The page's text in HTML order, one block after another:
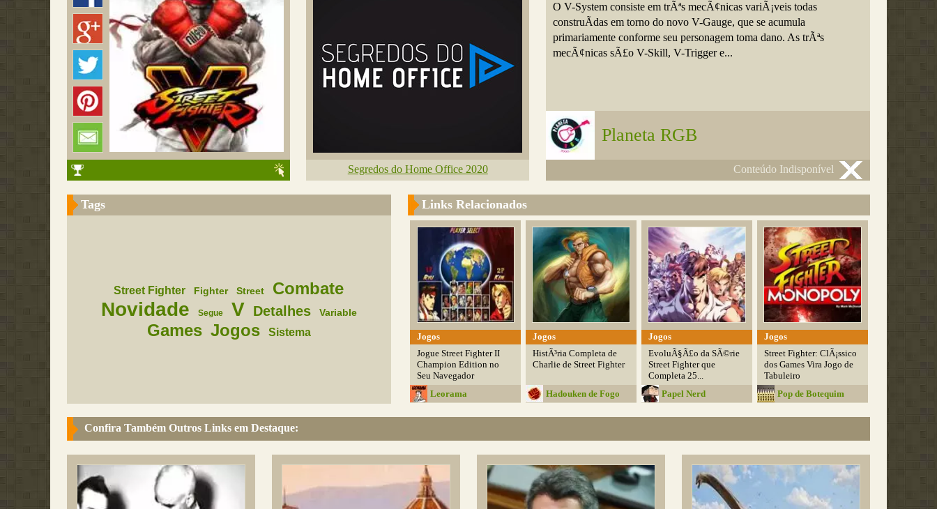
Segredos do Home Office 2020
O V-System consiste em trÃªs mecÃ¢nicas variÃ¡veis todas
construÃ­das em torno do novo V-Gauge, que se acumula
primariamente conforme seu personagem toma dano. As trÃªs
mecÃ¢nicas sÃ£o V-Skill, V-Trigger e...
Planeta RGB
Conteúdo Indisponível
Tags
Street Fighter Fighter Street Combate
Novidade Segue V Detalhes Variable
Games Jogos Sistema
Links Relacionados
Jogos
Jogue Street Fighter II
Champion Edition no
Seu Navegador
Leorama
Jogos
HistÃ³ria Completa de
Charlie de Street Fighter
Hadouken de Fogo
Jogos
EvoluÃ§Ã£o da SÃ©rie
Street Fighter que
Completa 25...
Papel Nerd
Jogos
Street Fighter: ClÃ¡ssico
dos Games Vira Jogo de
Tabuleiro
Pop de Botequim
Confira Também Outros Links em Destaque: